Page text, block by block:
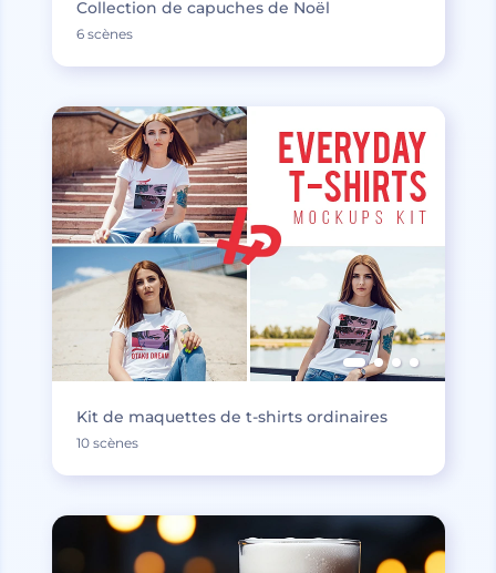
Collection de capuches de Noël
6 scènes
Kit de maquettes de t-shirts ordinaires
10 scènes